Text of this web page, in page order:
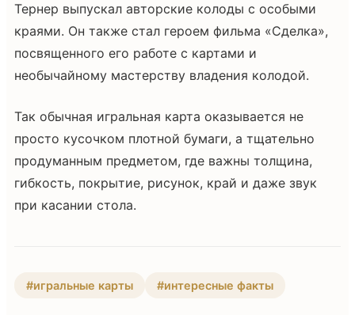
Тернер выпускал авторские колоды с особыми
краями. Он также стал героем фильма «Сделка»,
посвященного его работе с картами и
необычайному мастерству владения колодой.
Так обычная игральная карта оказывается не
просто кусочком плотной бумаги, а тщательно
продуманным предметом, где важны толщина,
гибкость, покрытие, рисунок, край и даже звук
при касании стола.
#игральные карты #интересные факты